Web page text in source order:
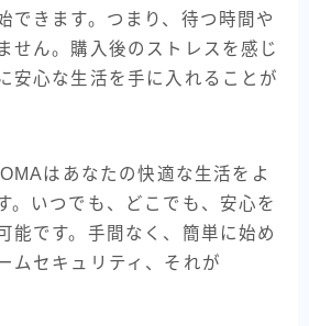
できます。つまり、待つ時間や
せん。購入後のストレスを感じ
安心な生活を手に入れることが
はあなたの快適な生活をよ
。いつでも、どこでも、安心を
能です。手間なく、簡単に始め
ムセキュリティ、それが